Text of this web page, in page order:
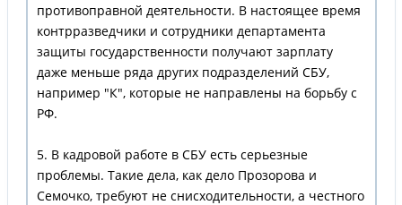
противоправной деятельности. В настоящее время
контрразведчики и сотрудники департамента
защиты государственности получают зарплату
даже меньше ряда других подразделений СБУ,
например "К", которые не направлены на борьбу с
РФ.
5. В кадровой работе в СБУ есть серьезные
проблемы. Такие дела, как дело Прозорова и
Семочко, требуют не снисходительности, а честного